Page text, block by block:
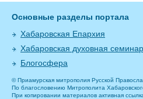
Основные разделы портала
Хабаровская Епархия
Хабаровская духовная
Блогосфера
© Приамурская митрополия Русской
По благословению Митрополита
При копировании материалов активная